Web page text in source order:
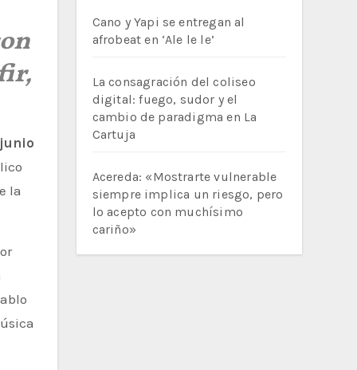
la
Cano y Yapi se entregan al
afrobeat en ‘Ale le le’
La consagración del coliseo
digital: fuego, sudor y el
cambio de paradigma en La
Cartuja
Acereda: «Mostrarte vulnerable
siempre implica un riesgo, pero
lo acepto con muchísimo
cariño»